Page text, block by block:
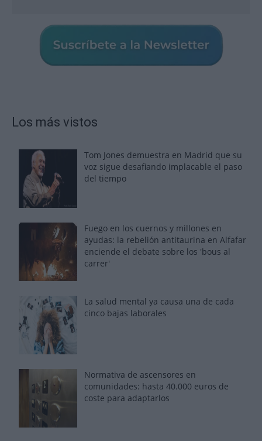
Los más vistos
Tom Jones demuestra en Madrid que su
voz sigue desafiando implacable el paso
del tiempo
Fuego en los cuernos y millones en
ayudas: la rebelión antitaurina en Alfafar
enciende el debate sobre los 'bous al
carrer'
La salud mental ya causa una de cada
cinco bajas laborales
Normativa de ascensores en
comunidades: hasta 40.000 euros de
coste para adaptarlos